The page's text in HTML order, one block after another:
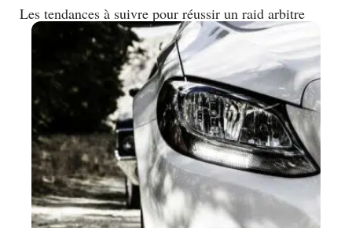
Les tendances à suivre pour réussir un raid arbitre